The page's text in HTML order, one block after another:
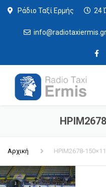
Ράδιο Ταξί Ερμής 24
info@radiotaxiermis.gr
Αρχική HPIM2678-